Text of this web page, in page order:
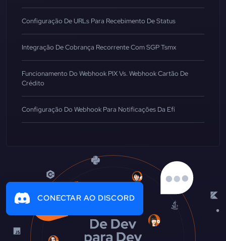
Configuração De URLs Para Recebimento De Status
Integração De Cobrança Recorrente Com SGP Tsmx
Funcionamento Do Webhook PIX Vs. Webhook Cartão De
Crédito
Configuração Do Webhook Para Notificações Da Efí
CONECTAR AO DISCORD